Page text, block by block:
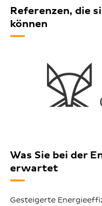
Referenzen, die
können
Was Sie bei der
erwartet
Gesteigerte